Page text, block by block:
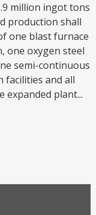
million ingot tons
production shall
one blast furnace
one oxygen steel
semi-continuous
facilities and all
plant...